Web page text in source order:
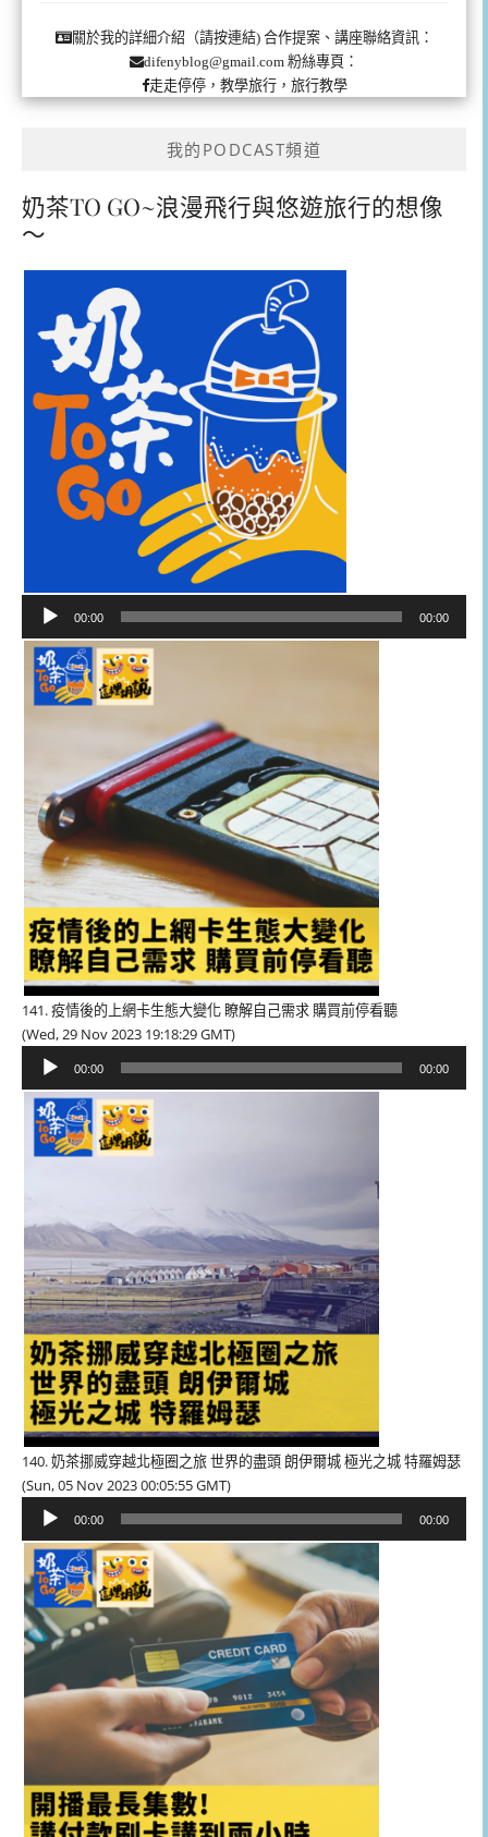
關於我的詳細介紹（請按連結)合作提案、講座聯絡資訊：
difenyblog@gmail.com 粉絲專頁：
走走停停，教學旅行，旅行教學
我的PODCAST頻道
奶茶TO GO~浪漫飛行與悠遊旅行的想像
～
播
器
00:00 00:00
141. 疫情後的上網卡生態大變化 瞭解自己需求 購買前停看聽
(Wed, 29 Nov 2023 19:18:29 GMT)
播
器
00:00 00:00
140. 奶茶挪威穿越北極圈之旅 世界的盡頭 朗伊爾城 極光之城 特羅姆瑟
(Sun, 05 Nov 2023 00:05:55 GMT)
播
放
器
00:00 00:00